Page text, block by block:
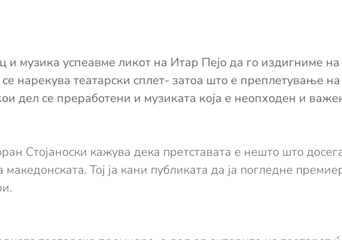
музика успеавме ликот на Итар Пејо да го издигниме на
нарекува театарски сплет- затоа што е преплетување
дел се преработени и музиката која е неопходен и
Стојаноски кажува дека претставата е нешто што
Тој ја кани публиката да ја погледне